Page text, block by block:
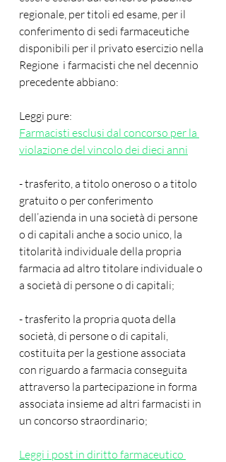
regionale, per titoli ed esame, per il
conferimento di sedi farmaceutiche
disponibili per il privato esercizio nella
Regione  i farmacisti che nel decennio
precedente abbiano:
Leggi pure:
Farmacisti esclusi dal concorso per la
violazione del vincolo dei dieci anni
- trasferito, a titolo oneroso o a titolo
gratuito o per conferimento
dell’azienda in una società di persone
o di capitali anche a socio unico, la
titolarità individuale della propria
farmacia ad altro titolare individuale o
a società di persone o di capitali;
- trasferito la propria quota della
società, di persone o di capitali,
costituita per la gestione associata
con riguardo a farmacia conseguita
attraverso la partecipazione in forma
associata insieme ad altri farmacisti in
un concorso straordinario;
Leggi i post in diritto farmaceutico